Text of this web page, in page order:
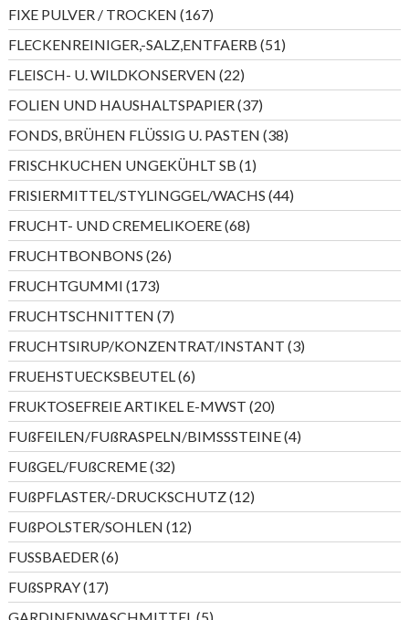
FIXE PULVER / TROCKEN 167167
Produkte
FLECKENREINIGER,-SALZ,ENTFAERB 5151
Produkte
FLEISCH- U. WILDKONSERVEN 2222
Produkte
FOLIEN UND HAUSHALTSPAPIER 3737
Produkte
FONDS, BRÜHEN FLÜSSIG U. PASTEN 3838
Produkte
FRISCHKUCHEN UNGEKÜHLT SB 11
Produkt
FRISIERMITTEL/STYLINGGEL/WACHS 4444
Produkte
FRUCHT- UND CREMELIKOERE 6868
Produkte
FRUCHTBONBONS 2626
Produkte
FRUCHTGUMMI 173173
Produkte
FRUCHTSCHNITTEN 77
Produkte
FRUCHTSIRUP/KONZENTRAT/INSTANT 33
Produkte
FRUEHSTUECKSBEUTEL 66
Produkte
FRUKTOSEFREIE ARTIKEL E-MWST 2020
Produkte
FUßFEILEN/FUßRASPELN/BIMSSSTEINE 44
Produkte
FUßGEL/FUßCREME 3232
Produkte
FUßPFLASTER/-DRUCKSCHUTZ 1212
Produkte
FUßPOLSTER/SOHLEN 1212
Produkte
FUSSBAEDER 66
Produkte
FUßSPRAY 1717
Produkte
5